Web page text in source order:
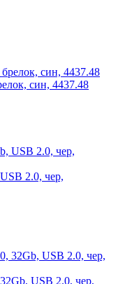
син, 4437.48
2.0, чер,
USB 2.0, чер,